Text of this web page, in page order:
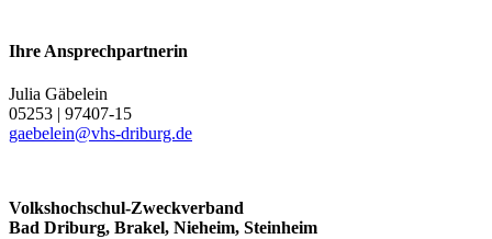
Ihre Ansprechpartnerin
Julia Gäbelein
05253 | 97407-15
gaebelein@vhs-driburg.de
Volkshochschul-Zweckverband
Bad Driburg, Brakel, Nieheim, Steinheim